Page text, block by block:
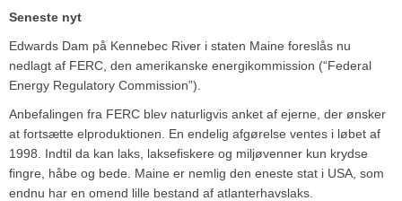
Seneste nyt
Edwards Dam på Kennebec River i staten Maine foreslås nu
nedlagt af FERC, den amerikanske energikommission (“Federal
Energy Regulatory Commission”).
Anbefalingen fra FERC blev naturligvis anket af ejerne, der ønsker
at fortsætte elproduktionen. En endelig afgørelse ventes i løbet af
1998. Indtil da kan laks, laksefiskere og miljøvenner kun krydse
fingre, håbe og bede. Maine er nemlig den eneste stat i USA, som
endnu har en omend lille bestand af atlanterhavslaks.